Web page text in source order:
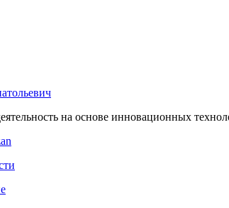
на основе инновационных